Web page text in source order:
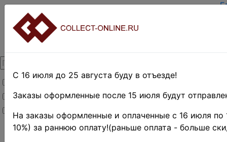
Товары со скидкой
Товары в наличии
Новинки
Главная
»
С 16 июля до 25 августа буду в отъезде!
Заказы оформленные после 15 июля будут
На заказы оформленные и оплаченные с 16 июля по
10%) за раннюю оплату!(раньше оплата - больше